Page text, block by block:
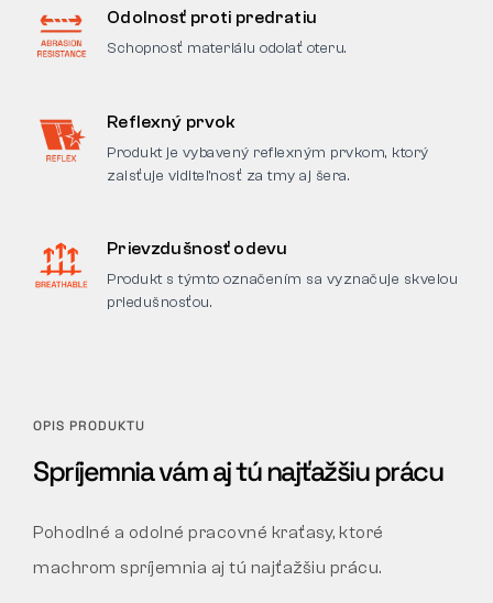
Odolnosť proti predratiu
Schopnosť materiálu odolať oteru.
Reflexný prvok
Produkt je vybavený reflexným prvkom, ktorý
zaisťuje viditeľnosť za tmy aj šera.
Prievzdušnosť odevu
Produkt s týmto označením sa vyznačuje skvelou
priedušnosťou.
OPIS PRODUKTU
Spríjemnia vám aj tú najťažšiu prácu
Pohodlné a odolné pracovné kraťasy, ktoré
machrom spríjemnia aj tú najťažšiu prácu.